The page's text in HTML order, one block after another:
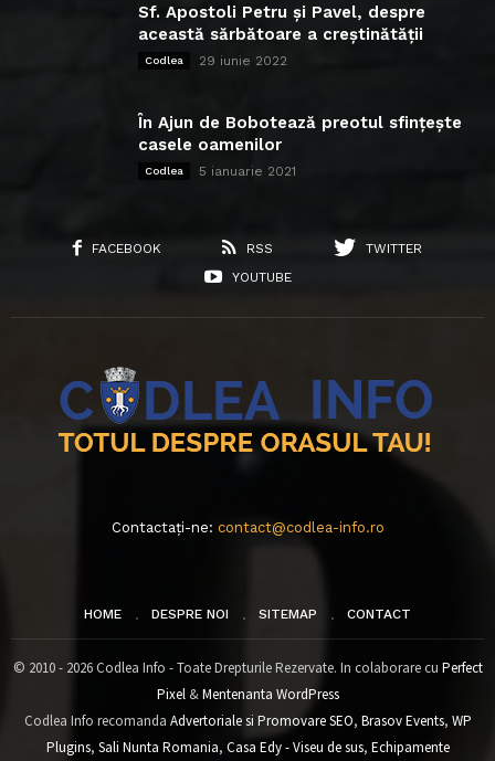
Sf. Apostoli Petru și Pavel, despre
această sărbătoare a creștinătății
Codlea 29 iunie 2022
În Ajun de Bobotează preotul sfințește
casele oamenilor
Codlea 5 ianuarie 2021
FACEBOOK RSS
TWITTER
YOUTUBE
Contactați-ne: contact@codlea-info.ro
HOME DESPRE NOI SITEMAP CONTACT
© 2010 - 2026 Codlea Info - Toate Drepturile Rezervate. In colaborare cu Perfect
Pixel&Mentenanta WordPress
Codlea Info recomanda Advertoriale si Promovare SEO, Brasov Events, WP
Plugins, Sali Nunta Romania, Casa Edy - Viseu de sus, Echipamente